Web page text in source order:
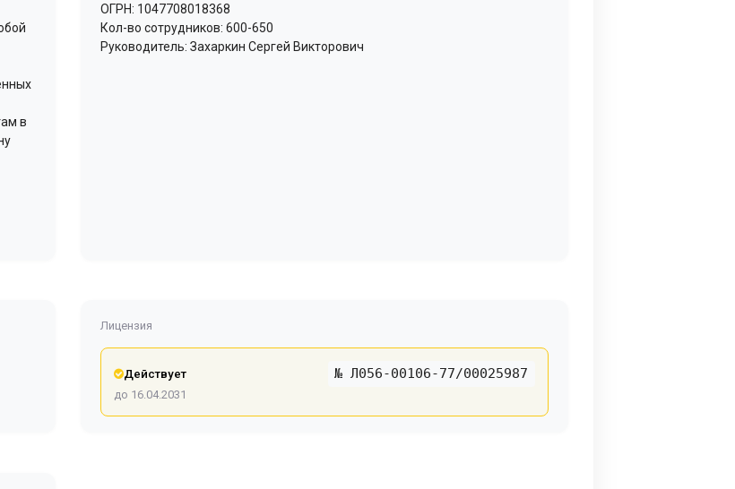
в
ОГРН: 1047708018368
Кол-во сотрудников: 600-650
Руководитель: Захаркин Сергей Викторович
Лицензия
Действует № Л056-00106-77/00025987
до 16.04.2031